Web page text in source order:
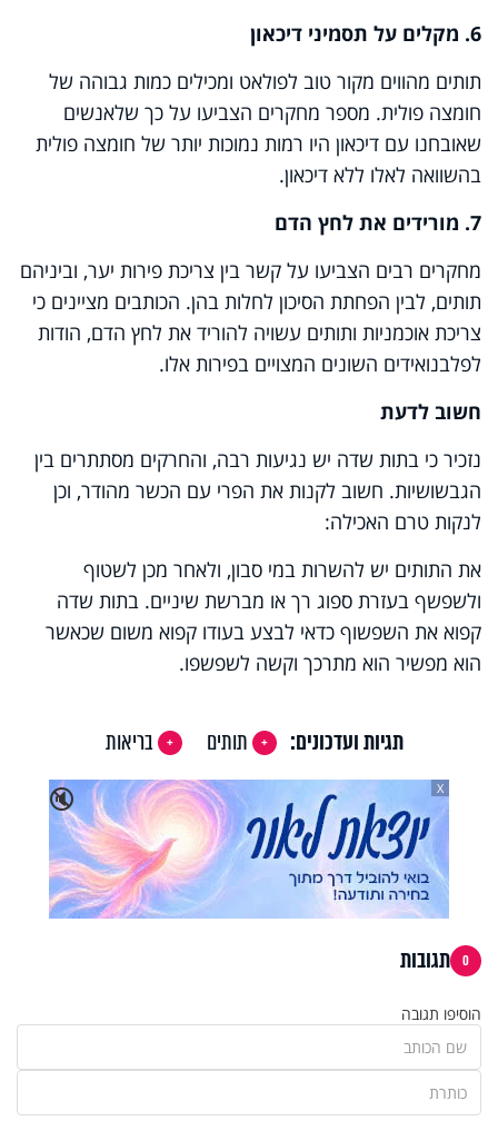
6. מקלים על תסמיני דיכאון
תותים מהווים מקור טוב לפולאט ומכילים כמות גבוהה של
חומצה פולית. מספר מחקרים הצביעו על כך שלאנשים
שאובחנו עם דיכאון היו רמות נמוכות יותר של חומצה פולית
בהשוואה לאלו ללא דיכאון.
7. מורידים את לחץ הדם
מחקרים רבים הצביעו על קשר בין צריכת פירות יער, וביניהם
תותים, לבין הפחתת הסיכון לחלות בהן. הכותבים מציינים כי
צריכת אוכמניות ותותים עשויה להוריד את לחץ הדם, הודות
לפלבנואידים השונים המצויים בפירות אלו.
חשוב לדעת
נזכיר כי בתות שדה יש נגיעות רבה, והחרקים מסתתרים בין
הגבשושיות. חשוב לקנות את הפרי עם הכשר מהודר, וכן
לנקות טרם האכילה:
את התותים יש להשרות במי סבון, ולאחר מכן לשטוף
ולשפשף בעזרת ספוג רך או מברשת שיניים. בתות שדה
קפוא את השפשוף כדאי לבצע בעודו קפוא משום שכאשר
הוא מפשיר הוא מתרכך וקשה לשפשפו.
תגיות ועדכונים: תותים
בריאות
🔇
X
0 תגובות
הוסיפו תגובה